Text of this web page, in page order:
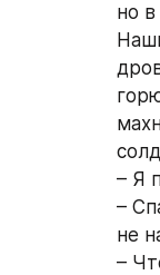
но
– Я
–
не
–